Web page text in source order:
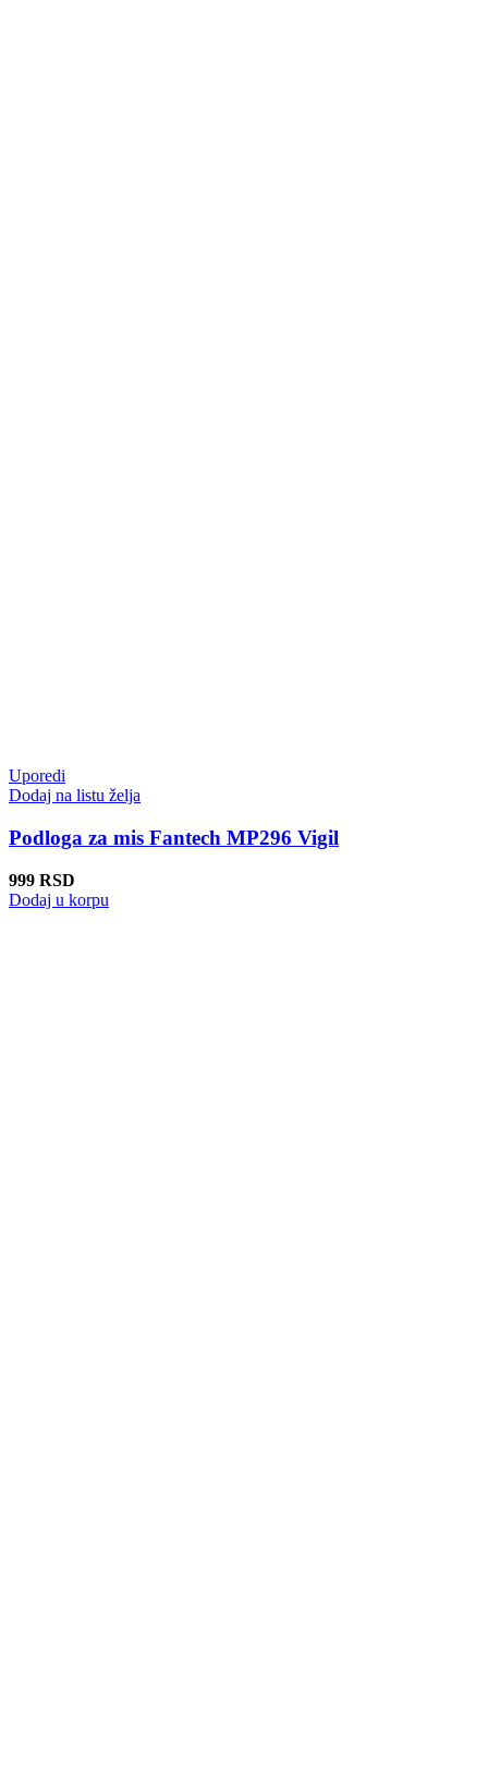
Uporedi
Dodaj na listu želja
Podloga za mis Fantech MP296 Vigil
999 RSD
Dodaj u korpu